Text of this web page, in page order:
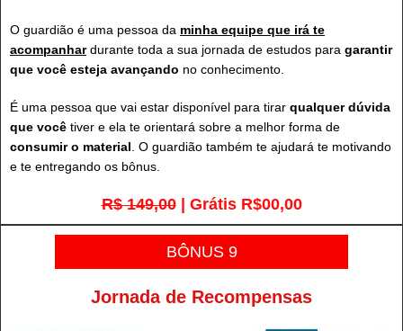
O guardião é uma pessoa da minha equipe que irá te
acompanhardurante toda a sua jornada de estudos para garantir
que você esteja avançando no conhecimento.
É uma pessoa que vai estar disponível para tirar qualquer dúvida
que você tiver e ela te orientará sobre a melhor forma de
consumir o material . O guardião também te ajudará te motivando
e te entregando os bônus.
R$ 149,00| Grátis R$00,00
BÔNUS 9
Jornada de Recompensas